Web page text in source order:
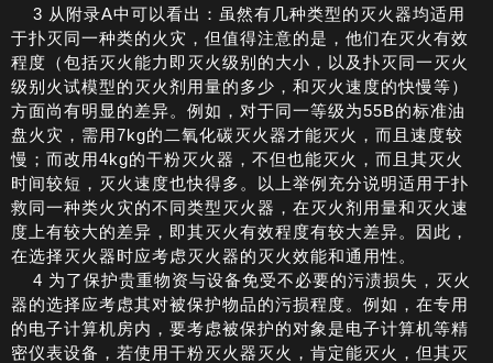
3 从附录A中可以看出：虽然有几种类型的灭火器均适用
于扑灭同一种类的火灾，但值得注意的是，他们在灭火有效
程度（包括灭火能力即灭火级别的大小，以及扑灭同一灭火
级别火试模型的灭火剂用量的多少，和灭火速度的快慢等）
方面尚有明显的差异。例如，对于同一等级为55B的标准油
盘火灾，需用7kg的二氧化碳灭火器才能灭火，而且速度较
慢；而改用4kg的干粉灭火器，不但也能灭火，而且其灭火
时间较短，灭火速度也快得多。以上举例充分说明适用于扑
救同一种类火灾的不同类型灭火器，在灭火剂用量和灭火速
度上有较大的差异，即其灭火有效程度有较大差异。因此，
在选择灭火器时应考虑灭火器的灭火效能和通用性。
4 为了保护贵重物资与设备免受不必要的污渍损失，灭火
器的选择应考虑其对被保护物品的污损程度。例如，在专用
的电子计算机房内，要考虑被保护的对象是电子计算机等精
密仪表设备，若使用干粉灭火器灭火，肯定能灭火，但其灭